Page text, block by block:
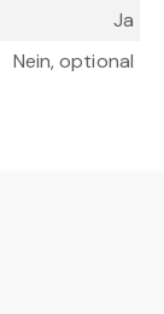
Ja
Nein, optional